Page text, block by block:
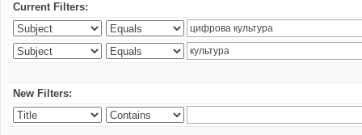
Current Filters:
New Filters: